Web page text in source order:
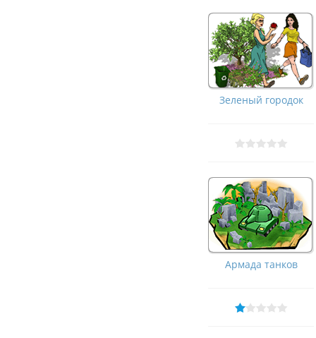
Зеленый городок
Армада танков